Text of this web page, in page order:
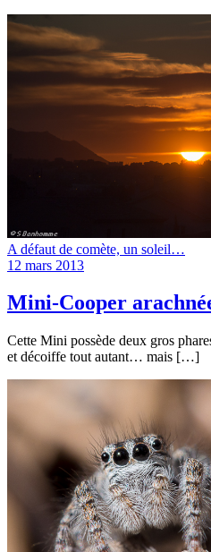
A défaut de comète, un soleil…
12 mars 2013
Mini-Cooper
Cette Mini possède deux gros
et décoiffe tout autant… mais […]